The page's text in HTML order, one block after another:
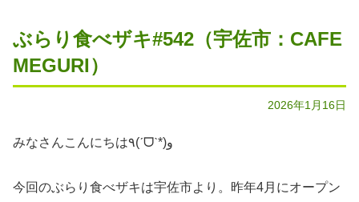
ぶらり食べザキ#542（宇佐市：CAFE
MEGURI）
2026年1月16日
みなさんこんにちは٩(ˊᗜˋ*)و
今回のぶらり食べザキは宇佐市より。昨年4月にオープン